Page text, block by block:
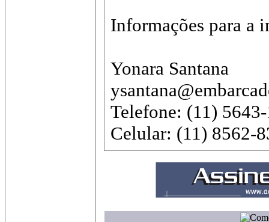
Informações para a
Yonara Santana
Telefone: (11)
Celular: (11) 8562-